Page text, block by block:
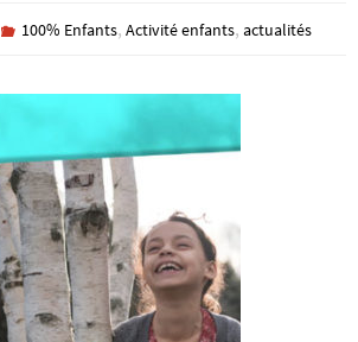
100% Enfants, Activité enfants, actualités